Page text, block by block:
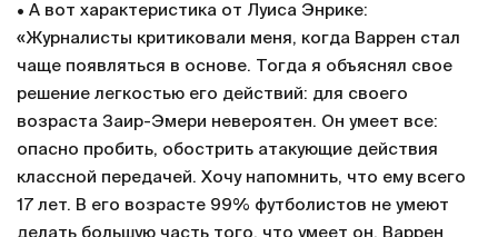
• А вот характеристика от Луиса Энрике:
«Журналисты критиковали меня, когда Варрен стал
чаще появляться в основе. Тогда я объяснял свое
решение легкостью его действий: для своего
возраста Заир-Эмери невероятен. Он умеет все:
опасно пробить, обострить атакующие действия
классной передачей. Хочу напомнить, что ему всего
17 лет. В его возрасте 99% футболистов не умеют
делать большую часть того, что умеет он. Варрен